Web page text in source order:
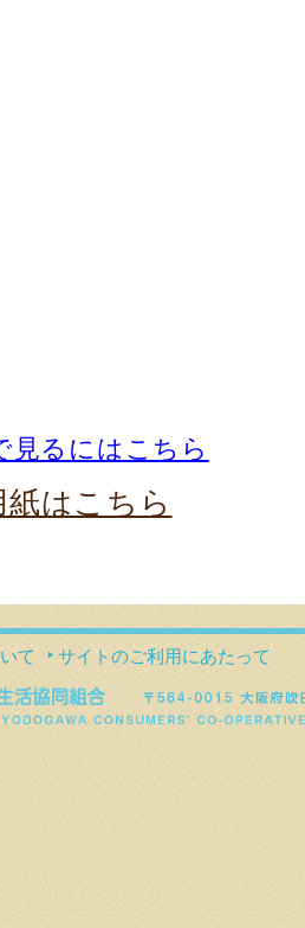
見るにはこちら
はこちら
て サイトのご利用にあたって